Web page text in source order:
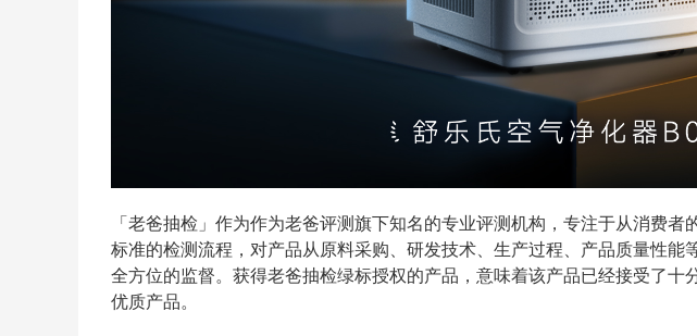
「老爸抽检」作为作为老爸评测旗下知名的专业评测机构，专注于从消费
标准的检测流程，对产品从原料采购、研发技术、生产过程、产品质量性能
全方位的监督。获得老爸抽检绿标授权的产品，意味着该产品已经接受了十
优质产品。